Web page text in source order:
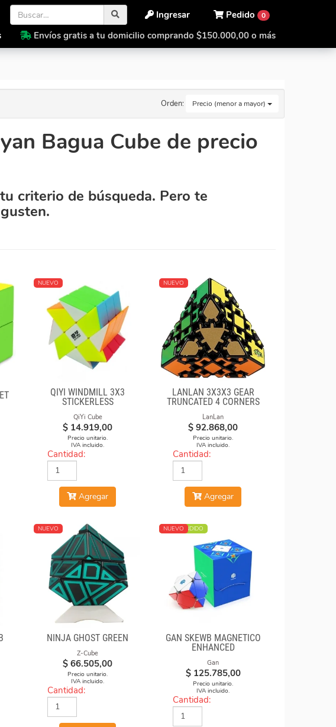
Pedido 0
Ingresar
Envíos gratis a tu domicilio comprando $150.000,00 o más
Orden: Precio (menor a mayor)
Bagua Cube de precio
criterio de búsqueda. Pero te
NUEVO
QIYI WINDMILL 3X3
STICKERLESS
QiYi Cube
$ 14.919,00
Precio unitario.
IVA incluido.
Cantidad:
Agregar
NUEVO
LANLAN 3X3X3 GEAR
TRUNCATED 4 CORNERS
LanLan
$ 92.868,00
Precio unitario.
IVA incluido.
Cantidad:
Agregar
NUEVO
NINJA GHOST GREEN
Z-Cube
$ 66.505,00
Precio unitario.
IVA incluido.
Cantidad:
MÁS VENDIDO
NUEVO
GAN SKEWB MAGNETICO
ENHANCED
Gan
$ 125.785,00
Precio unitario.
IVA incluido.
Cantidad: